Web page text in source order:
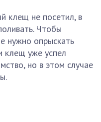
клещ не посетил, в
Чтобы
нужно опрыскать
клещ уже успел
но в этом случае